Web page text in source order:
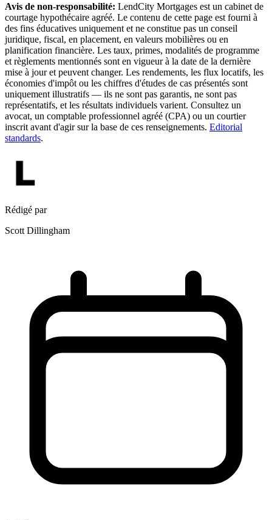
Avis de non-responsabilité: LendCity Mortgages est un cabinet de
courtage hypothécaire agréé. Le contenu de cette page est fourni à
des fins éducatives uniquement et ne constitue pas un conseil
juridique, fiscal, en placement, en valeurs mobilières ou en
planification financière. Les taux, primes, modalités de programme
et règlements mentionnés sont en vigueur à la date de la dernière
mise à jour et peuvent changer. Les rendements, les flux locatifs, les
économies d'impôt ou les chiffres d'études de cas présentés sont
uniquement illustratifs — ils ne sont pas garantis, ne sont pas
représentatifs, et les résultats individuels varient. Consultez un
avocat, un comptable professionnel agréé (CPA) ou un courtier
inscrit avant d'agir sur la base de ces renseignements. Editorial
standards.
Rédigé par
Scott Dillingham